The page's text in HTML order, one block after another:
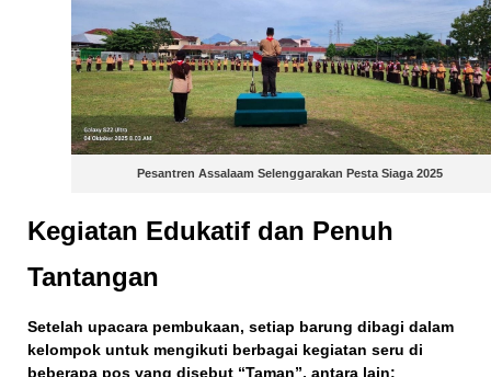
Pesantren Assalaam Selenggarakan Pesta Siaga 2025
Kegiatan Edukatif dan Penuh
Tantangan
Setelah upacara pembukaan, setiap barung dibagi dalam
kelompok untuk mengikuti berbagai kegiatan seru di
beberapa pos yang disebut “Taman”, antara lain: